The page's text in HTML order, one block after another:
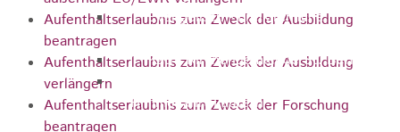
Evangelisch - Freikirchliche
Kath. Kirchengemeinde St. Bernhard
Himmelfahrt Lautern
Aufenthaltserlaubnis zum Zweck der Ausbildung
beantragen
Aufenthaltserlaubnis zum Zweck der Ausbildung
verlängern
Aufenthaltserlaubnis zum Zweck der Forschung
beantragen